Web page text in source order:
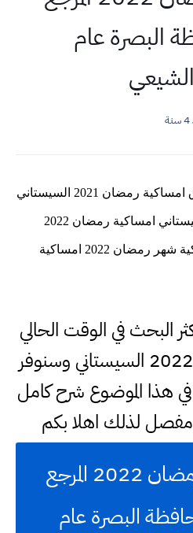
البصرة عام
امساكية رمضان 2022 العراق امساكية رمضان 2021 السيستاني
pdf رمضان 2022 السيد السيستاني امساكية رمضان 2022
العراق الوقف الشيعي إمساكية شهر رمضان 2022 امساكية
البحث في الوقت الحالي
عن امساكية رمضان 2022 السيستاني وسنوفر
هذا الموضوع شرح كامل
لذلك اهلا بكم
امساكية شهر رمضان 2022 المرجع
البصرة عام